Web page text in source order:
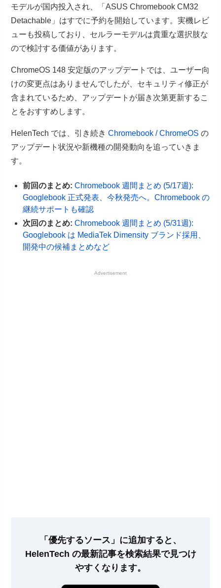
モデルが国内投入され、「ASUS Chromebook CM32
Detachable」はすでに予約を開始しています。実機レビ
ューも投稿しており、セルラーモデルは貴重な選択肢な
ので検討する価値があります。
ChromeOS 148 安定版のアップデートでは、ユーザー向
けの変更点はありませんでしたが、セキュリティ修正が
含まれているため、アップデートが届き次第更新するこ
とをおすすめします。
HelenTech では、引き続き Chromebook / ChromeOS の
アップデート状況や新機種の開発動向を追っていきま
す。
前回のまとめ: Chromebook 週間まとめ (5/17週):
Googlebook 正式発表、今秋発売へ。Chromebook の
継続サポートも確認
次回のまとめ: Chromebook 週間まとめ (5/31週):
Googlebook は MediaTek Dimensity ブランド採用、
開発中の候補まとめなど
Advertisement
「優先するソース」に追加すると、
HelenTech の最新記事を検索結果で見つけ
やすくなります。